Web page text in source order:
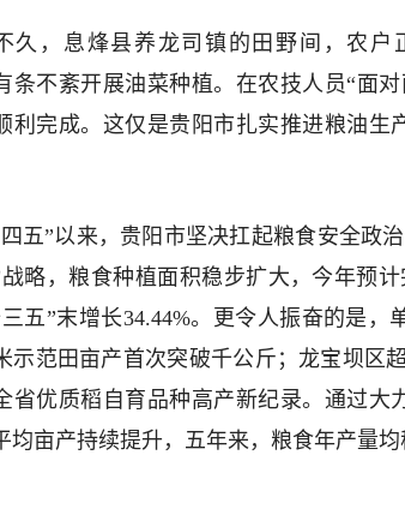
久，息烽县养龙司镇的田野间，农户
不紊开展油菜种植。在农技人员“面对
利完成。这仅是贵阳市扎实推进粮油生
五”以来，贵阳市坚决扛起粮食安全政
略，粮食种植面积稳步扩大，今年预
五”末增长34.44%。更令人振奋的是
示范田亩产首次突破千公斤；龙宝坝区
省优质稻自育品种高产新纪录。通过大
均亩产持续提升，五年来，粮食年产量均